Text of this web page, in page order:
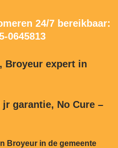
24/7 bereikbaar:
0645813
Broyeur expert in
garantie, No Cure –
Broyeur in de gemeente